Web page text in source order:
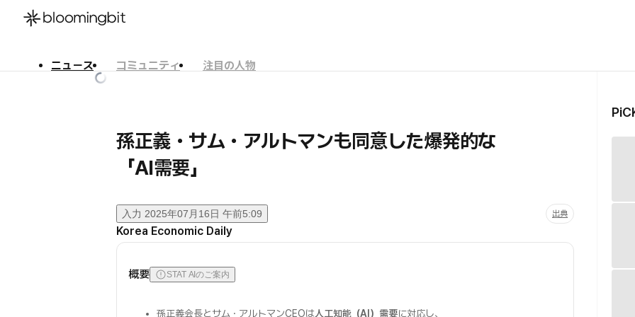
ニュース コミュニティ
注目の人物
孫正義・サム・アルトマンも同意した爆発的な
「AI需要」
入力 2025年07月16日 午前5:09 出典
Korea Economic Daily
概要 STAT AIのご案内
孫正義会長とサム・アルトマンCEOは人工知能（AI）需要に対応し、